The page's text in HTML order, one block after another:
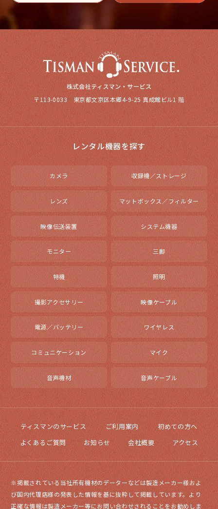
〒113-0033 東京都文京区本郷4-9-25 真成館ビル1 階
レンタル機器を探す
カメラ 収録機／ストレージ
レンズ マットボックス／フィルター
映像伝送装置 システム機器
モニター 三脚
特機 照明
撮影アクセサリー 映像ケーブル
電源／バッテリー ワイヤレス
コミュニケーション マイク
音声機材 音声ケーブル
ティスマンのサービス ご利用案内
初めての方へ
よくあるご質問
お知らせ 会社概要 アクセス
※掲載されている当社所有機材のデーターなどは製造メーカー様およ
び国内代理店様の発表した情報を基に抜粋して掲載しています。より
正確な情報は製造メーカー等にお問い合わせされることをお勧めしま